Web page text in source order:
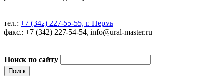
тел.: +7 (342) 227-55-55, г. Пермь
факс.: +7 (342) 227-54-54, info@ural-master.ru
Поиск по сайту